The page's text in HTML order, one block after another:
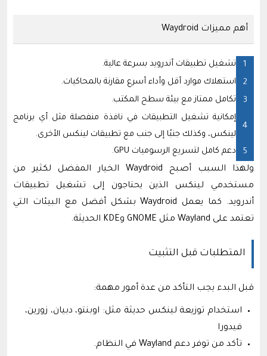
أهم مميزات Waydroid
تشغيل تطبيقات أندرويد بسرعة عالية.
استهلاك موارد أقل وأداء أسرع مقارنة بالمحاكيات.
تكامل ممتاز مع بيئة سطح المكتب.
إمكانية تشغيل التطبيقات في نافذة منفصلة مثل أي برنامج
لينكس، وكذلك جنبًا إلى جنب مع تطبيقات لينكس الأخرى.
دعم كامل لتسريع الرسوميات GPU.
ولهذا السبب أصبح Waydroid الخيار المفضل لكثير من
مستخدمي لينكس الذين يحتاجون إلى تشغيل تطبيقات
أندرويد. كما يعمل Waydroid بشكل أفضل مع البيئات التي
تعتمد على Wayland مثل GNOME وKDE الحديثة.
المتطلبات قبل التثبيت
قبل البدء يجب التأكد من عدة أمور مهمة:
استخدام توزيعة لينكس حديثة مثل: اوبنتو، دبيان، زورين،
فيدورا
تأكد من توفر دعم Wayland في النظام.